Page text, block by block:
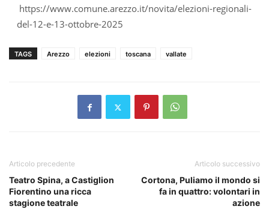
https://www.comune.arezzo.it/novita/elezioni-regionali-
del-12-e-13-ottobre-2025
TAGS Arezzo elezioni toscana vallate
Articolo precedente
Teatro Spina, a Castiglion
Fiorentino una ricca
stagione teatrale
Articolo successivo
Cortona, Puliamo il mondo si
fa in quattro: volontari in
azione